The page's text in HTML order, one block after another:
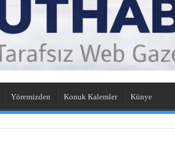
Yöremizden Konuk Kalemler Künye